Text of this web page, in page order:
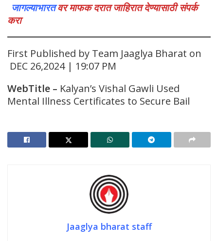
जागल्याभारतवर माफक दरात जाहिरात देण्यासाठी संपर्क
करा
First Published by Team Jaaglya Bharat on
DEC 26,2024 | 19:07 PM
WebTitle – Kalyan’s Vishal Gawli Used
Mental Illness Certificates to Secure Bail
Jaaglya bharat staff